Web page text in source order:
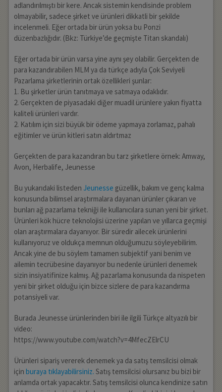
adlandırılmıştı bir kere. Ancak sistemin kendisinde problem
olmayabilir, sadece şirket ve ürünleri dikkatli bir şekilde
incelenmeli. Eğer ortada bir ürün yoksa bu Ponzi
düzenbazlığıdır. (Bkz: Türkiye’de geçmişte Titan skandalı)
Eğer ortada bir ürün varsa yine aynı şey olabilir. Gerçekten de
para kazandırabilen MLM ya da türkçe adıyla Çok Seviyeli
Pazarlama şirketlerinin ortak özellikleri şunlar:
1. Bu şirketler ürün tanıtmaya ve satmaya odaklıdır.
2. Gerçekten de piyasadaki diğer muadil ürünlere yakın fiyatta
kaliteli ürünleri vardır.
2. Katılım için sizi büyük bir ödeme yapmaya zorlamaz, pahalı
eğitimler ve ürün kitleri satın aldırtmaz
Gerçekten de para kazandıran bu tarz şirketlere örnek: Amway,
Avon, Herbalife, Jeunesse
Bu yukarıdaki listeden Jeunesse güzellik, bakım ve genç kalma
konusunda bilimsel araştırmalara dayanan ürünler çıkaran ve
bunları ağ pazarlama tekniği ile kullanıcılara sunan yeni bir şirket.
Ürünleri kök hücre teknolojisi üzerine yapılan ve yıllarca geçmişi
olan araştırmalara dayanıyor. Bir süredir ailecek ürünlerini
kullanıyoruz ve oldukça memnun olduğumuzu söyleyebilirim.
Ancak yine de bu söylem tamamen subjektif yani benim ve
ailemin tecrübesine dayanıyor bu nedenle ürünleri denemek
sizin insiyatifinize kalmış. Ağ pazarlama konusunda da nispeten
yeni bir şirket olduğu için bizce sizlere de para kazandırma
potansiyeli var.
Burada Jeunesse ürünlerinden biri ile ilgili Türkçe altyazılı bir
video:
https://www.youtube.com/watch?v=4MfecZElrCU
Ürünleri sipariş vererek denemek ya da satış temsilcisi olmak
için buraya tıklayabilirsiniz. Satış temsilcisi olursanız bu bizi bir
anlamda ortak yapacaktır. Satış temsilcisi olunca kendinize satın